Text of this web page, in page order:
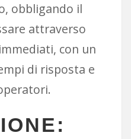
obbligando il
attraverso
con un
di risposta e